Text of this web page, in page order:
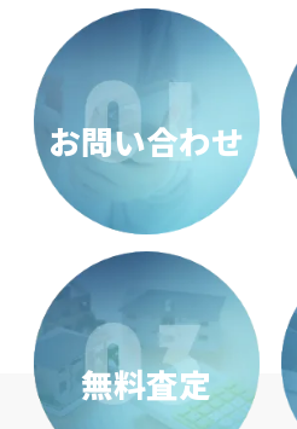
お問い合わせ
無料査定